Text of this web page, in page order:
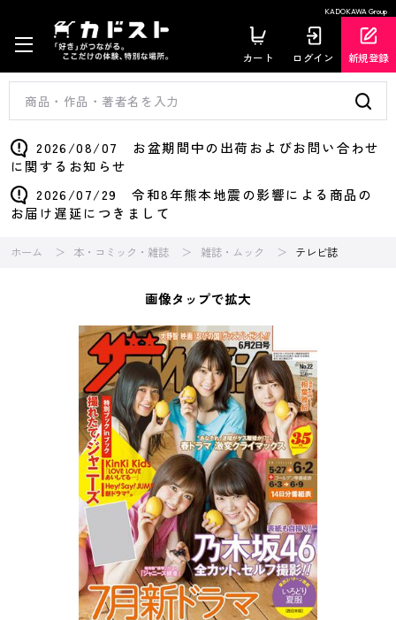
KADOKAWA Group
カート ログイン 新規登録
2026/08/07 お盆期間中の出荷およびお問い合わせ
に関するお知らせ
2026/07/29 令和8年熊本地震の影響による商品の
お届け遅延につきまして
ホーム 本・コミック・雑誌 雑誌・ムック テレビ誌
画像タップで拡大